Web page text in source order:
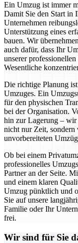
Ein Umzug ist immer
Damit Sie den Start in
Unternehmen
Unterstützung eines
bauen. Wir
auch dafür, dass Ihr
unserer
Wesentliche
Die richtige Planung
Umzuges. Ein
für den physischen
bei der Organisation.
hin zur Lagerung – wir
nicht nur Zeit, sondern
unvorbereiteten
Ob bei einem
professionelles
Partner an der Seite.
und einem klaren
Umzug pünktlich und
Sie auf unsere
Familie oder Ihr
frei.
Wir sind für Sie